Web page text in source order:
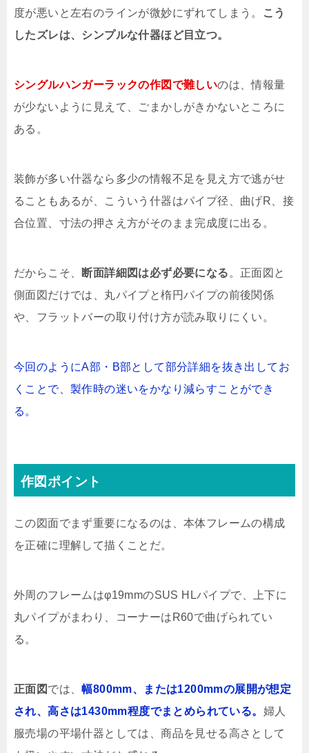
度が悪いと左右のラインが微妙にずれてしまう。
こう
したズレは、シンプルな什器ほど目立つ。
シングルハンガーラックの作図で難しいのは、情報量
が少ないように見えて、ごまかしがきかないところに
ある。
装飾が多い什器なら多少の情報不足を見え方で逃がせ
ることもあるが、こういう什器はパイプ径、曲げR、接
合位置、寸法の押さえ方がそのまま完成度に出る。
だからこそ、 断面詳細図は必ず必要になる 。正面図と
側面図だけでは、丸パイプと楕円パイプの前後関係
や、フラットバーの取り付け方が読み取りにくい。
今回のようにA部・B部として部分詳細を抜き出してお
くことで、製作時の迷いをかなり減らすことができ
る。
作図ポイント
この図面でまず重要になるのは、本体フレームの構成
を正確に理解して描くことだ。
外周のフレームはφ19mmのSUS HLパイプで、上下に
丸パイプがまわり、コーナーはR60で曲げられてい
る。
正面図 では、幅800mm、または1200mmの展開が想定
され、高さは1430mm程度でまとめられている。 婦人
服売場の平場什器としては、商品を見せる高さとして